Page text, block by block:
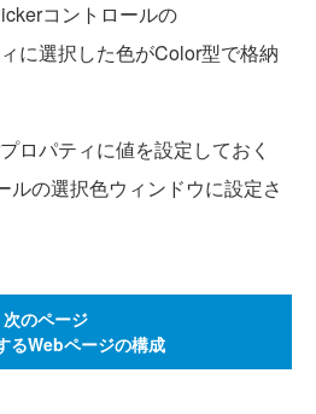
コントロールの
に選択した色がColor型で格納
ロパティに値を設定しておく
ルの選択色ウィンドウに設定さ
次のページ
るWebページの構成